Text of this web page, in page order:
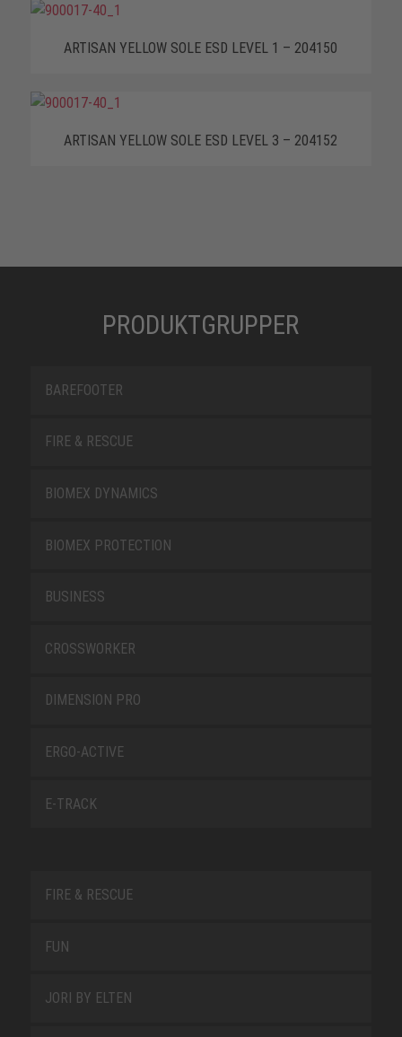
ARTISAN YELLOW SOLE ESD LEVEL 1 – 204150
ARTISAN YELLOW SOLE ESD LEVEL 3 – 204152
PRODUKTGRUPPER
BAREFOOTER
FIRE & RESCUE
BIOMEX DYNAMICS
BIOMEX PROTECTION
BUSINESS
CROSSWORKER
DIMENSION PRO
ERGO-ACTIVE
E-TRACK
FIRE & RESCUE
FUN
JORI BY ELTEN